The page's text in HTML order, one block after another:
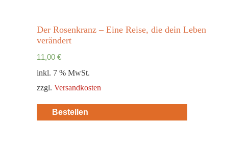
Der Rosenkranz – Eine Reise, die dein Leben
verändert
11,00 €
inkl. 7 % MwSt.
zzgl. Versandkosten
Bestellen